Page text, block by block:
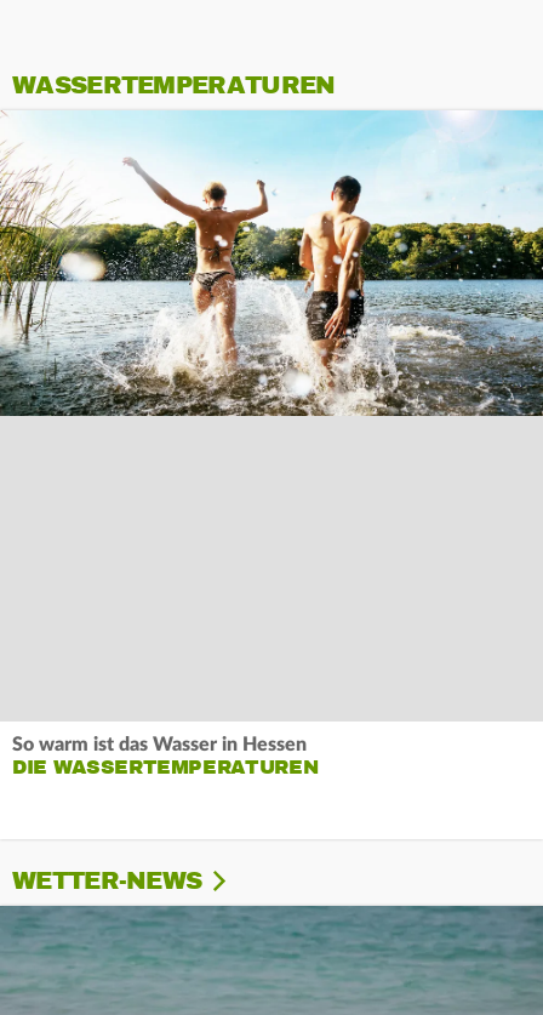
WASSERTEMPERATUREN
So warm ist das Wasser in Hessen
DIE WASSERTEMPERATUREN
WETTER-NEWS